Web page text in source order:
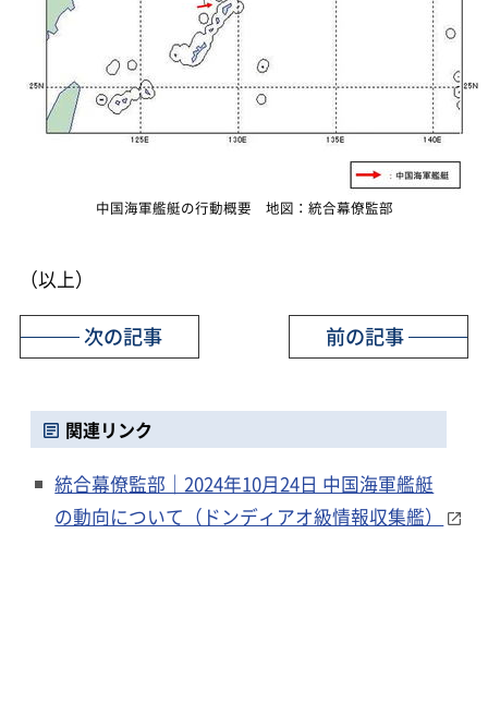
中国海軍艦艇の行動概要 地図：統合幕僚監部
（以上）
前の記事
次の記事
関連リンク
統合幕僚監部｜2024年10月24日 中国海軍艦艇
の動向について（ドンディアオ級情報収集艦）